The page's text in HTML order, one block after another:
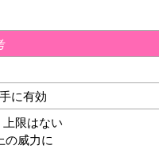
に有効
限はない
の威力に